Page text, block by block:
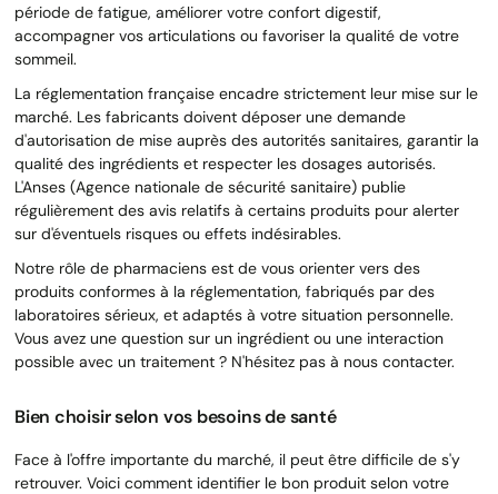
période de fatigue, améliorer votre confort digestif,
accompagner vos articulations ou favoriser la qualité de votre
sommeil.
La réglementation française encadre strictement leur mise sur le
marché. Les fabricants doivent déposer une demande
d'autorisation de mise auprès des autorités sanitaires, garantir la
qualité des ingrédients et respecter les dosages autorisés.
L'Anses (Agence nationale de sécurité sanitaire) publie
régulièrement des avis relatifs à certains produits pour alerter
sur d'éventuels risques ou effets indésirables.
Notre rôle de pharmaciens est de vous orienter vers des
produits conformes à la réglementation, fabriqués par des
laboratoires sérieux, et adaptés à votre situation personnelle.
Vous avez une question sur un ingrédient ou une interaction
possible avec un traitement ? N'hésitez pas à nous contacter.
Bien choisir selon vos besoins de santé
Face à l'offre importante du marché, il peut être difficile de s'y
retrouver. Voici comment identifier le bon produit selon votre